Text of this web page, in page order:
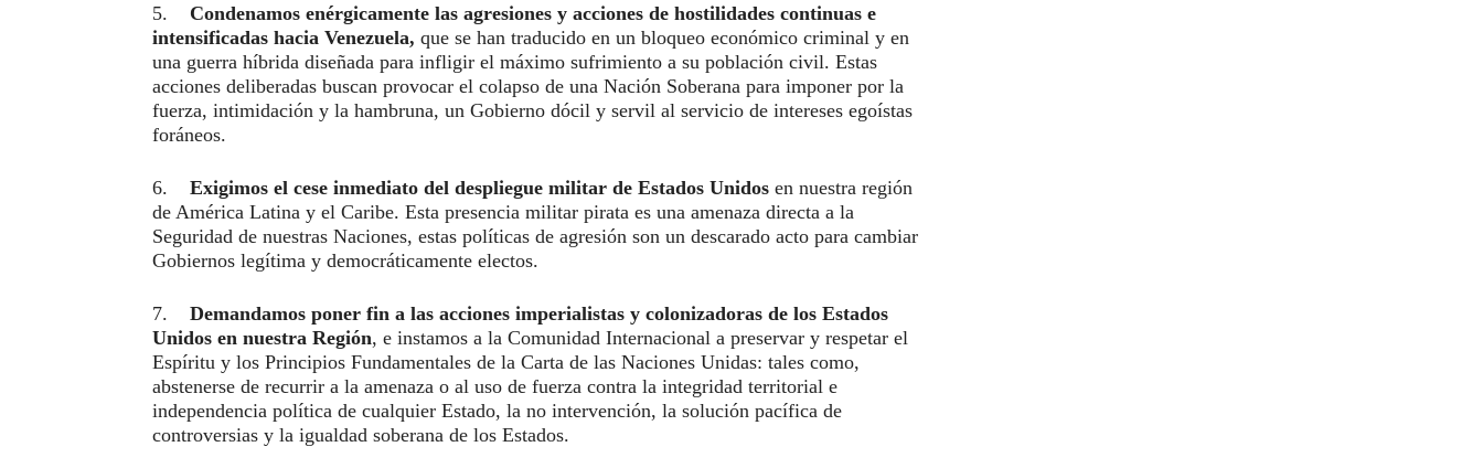
5. Condenamos enérgicamente las agresiones y acciones de hostilidades continuas e
intensificadas hacia Venezuela, que se han traducido en un bloqueo económico criminal y en
una guerra híbrida diseñada para infligir el máximo sufrimiento a su población civil. Estas
acciones deliberadas buscan provocar el colapso de una Nación Soberana para imponer por la
fuerza, intimidación y la hambruna, un Gobierno dócil y servil al servicio de intereses egoístas
foráneos.
6. Exigimos el cese inmediato del despliegue militar de Estados Unidos en nuestra región
de América Latina y el Caribe. Esta presencia militar pirata es una amenaza directa a la
Seguridad de nuestras Naciones, estas políticas de agresión son un descarado acto para cambiar
Gobiernos legítima y democráticamente electos.
7.
Demandamos poner fin a las acciones imperialistas y colonizadoras de los Estados
Unidos en nuestra Región, e instamos a la Comunidad Internacional a preservar y respetar el
Espíritu y los Principios Fundamentales de la Carta de las Naciones Unidas: tales como,
abstenerse de recurrir a la amenaza o al uso de fuerza contra la integridad territorial e
independencia política de cualquier Estado, la no intervención, la solución pacífica de
controversias y la igualdad soberana de los Estados.